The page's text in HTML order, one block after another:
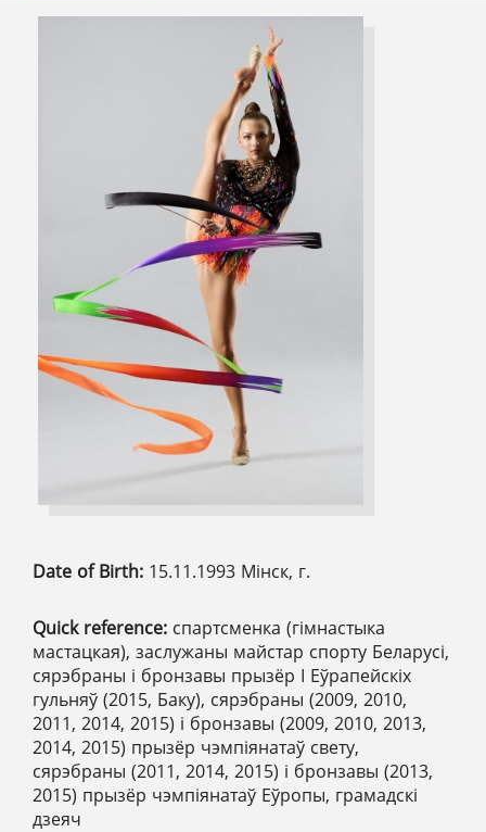
Date of Birth: 15.11.1993 Мінск, г.
Quick reference: спартсменка (гімнастыка
мастацкая), заслужаны майстар спорту Беларусі,
сярэбраны і бронзавы прызёр І Еўрапейскіх
гульняў (2015, Баку), сярэбраны (2009, 2010,
2011, 2014, 2015) і бронзавы (2009, 2010, 2013,
2014, 2015) прызёр чэмпіянатаў свету,
сярэбраны (2011, 2014, 2015) і бронзавы (2013,
2015) прызёр чэмпіянатаў Еўропы, грамадскі
дзеяч